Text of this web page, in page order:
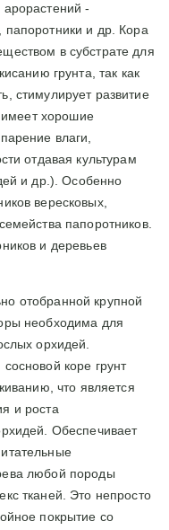
-
и др. Кора
в субстрате для
грунта, так как
стимулирует развитие
имеет хорошие
влаги,
отдавая культурам
и др.). Особенно
вересковых,
папоротников.
и деревьев
отобранной крупной
необходима для
орхидей.
коре грунт
что является
и роста
Обеспечивает
любой породы
тканей. Это непросто
покрытие со